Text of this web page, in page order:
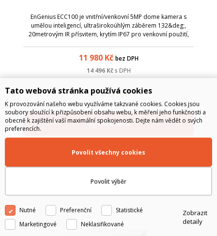
EnGenius ECC100 je vnitřní/venkovní 5MP dome kamera s
umělou inteligencí, ultraširokoúhlým záběrem 132&deg;,
20metrovým IR přísvitem, krytím IP67 pro venkovní použití,
11 980Kč bez DPH
14 496Kč s DPH
SKLADEM
Do košíku
Tato webová stránka používá cookies
K provozování našeho webu využíváme takzvané cookies. Cookies jsou
soubory sloužící k přizpůsobení obsahu webu, k měření jeho funkčnosti a
obecně k zajištění vaší maximální spokojenosti. Dejte nám vědět o svých
preferencích.
Povolit výběr
Povolit všechny cookies
Nutné Preferenční
Statistické
Marketingové
Neklasifikované
Zobrazit
detaily